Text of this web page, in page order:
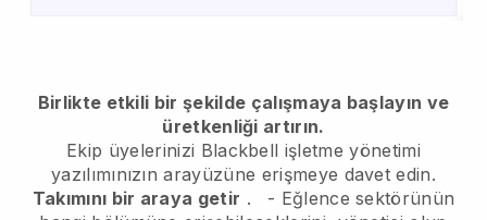
Birlikte etkili bir şekilde çalışmaya başlayın ve
üretkenliği artırın.
Ekip üyelerinizi Blackbell işletme yönetimi
yazılımınızın arayüzüne erişmeye davet edin.
Takımını bir araya getir . - Eğlence sektörünün